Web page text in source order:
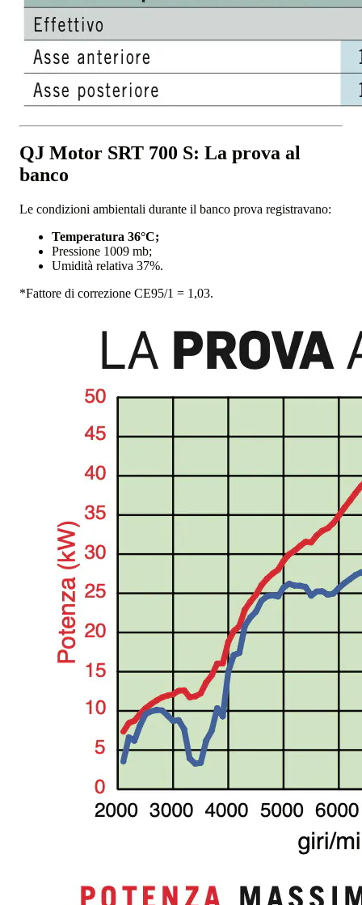
QJ Motor SRT 700 S: La prova al
banco
Le condizioni ambientali durante il banco prova registravano:
Temperatura 36°C;
Pressione 1009 mb;
Umidità relativa 37%.
*Fattore di correzione CE95/1 = 1,03.